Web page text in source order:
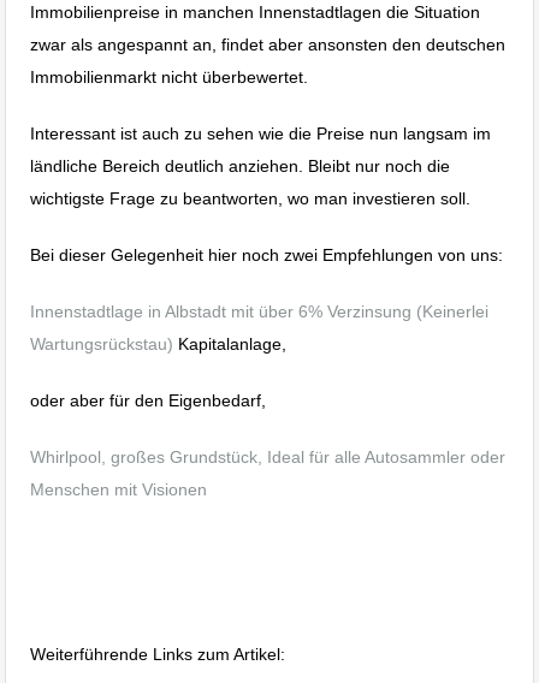
Immobilienpreise in manchen Innenstadtlagen die Situation
zwar als angespannt an, findet aber ansonsten den deutschen
Immobilienmarkt nicht überbewertet.
Interessant ist auch zu sehen wie die Preise nun langsam im
ländliche Bereich deutlich anziehen. Bleibt nur noch die
wichtigste Frage zu beantworten, wo man investieren soll.
Bei dieser Gelegenheit hier noch zwei Empfehlungen von uns:
Innenstadtlage in Albstadt mit über 6% Verzinsung (Keinerlei
Wartungsrückstau) Kapitalanlage,
oder aber für den Eigenbedarf,
Whirlpool, großes Grundstück, Ideal für alle Autosammler oder
Menschen mit Visionen
Weiterführende Links zum Artikel: